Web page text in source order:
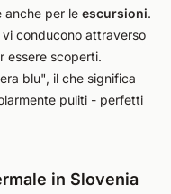
anche per le escursioni.
conducono attraverso
essere scoperti.
blu", il che significa
puliti - perfetti
in Slovenia